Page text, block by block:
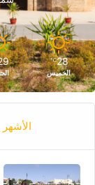
28
℃
الخميس
الأشهر